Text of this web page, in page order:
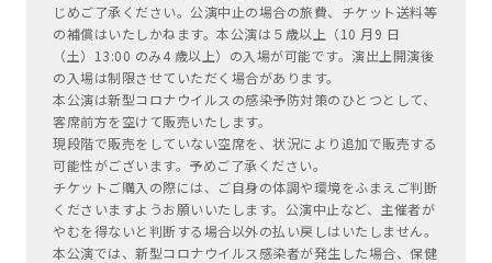
じめご了承ください。公演中止の場合の旅費、チケット送料等
の補償はいたしかねます。本公演は５歳以上（10 月9 日
（土）13:00 のみ4 歳以上）の入場が可能です。演出上開演後
の入場は制限させていただく場合があります。
本公演は新型コロナウイルスの感染予防対策のひとつとして、
客席前方を空けて販売いたします。
現段階で販売をしていない空席を、状況により追加で販売する
可能性がございます。予めご了承ください。
チケットご購入の際には、ご自身の体調や環境をふまえご判断
くださいますようお願いいたします。公演中止など、主催者が
やむを得ないと判断する場合以外の払い戻しはいたしません。
本公演では、新型コロナウイルス感染者が発生した場合、保健